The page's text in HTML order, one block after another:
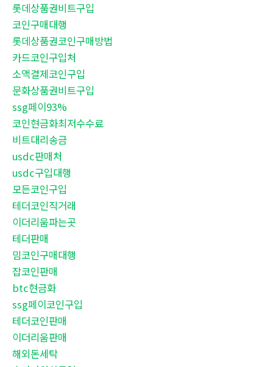
롯데상품권비트구입
코인구매대행
롯데상품권코인구매방법
카드코인구입처
소액결제코인구입
문화상품권비트구입
ssg페이93%
코인현금화최저수수료
비트대리송금
usdc판매처
usdc구입대행
모든코인구입
테더코인직거래
이더리움파는곳
테더판매
밈코인구매대행
잡코인판매
btc현금화
ssg페이코인구입
테더코인판매
이더리움판매
해외돈세탁